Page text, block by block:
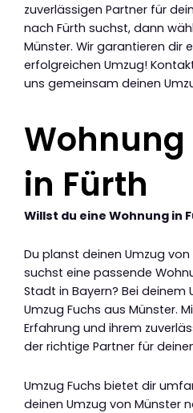
zuverlässigen Partner für
nach Fürth suchst, dann
Münster. Wir garantieren dir
erfolgreichen Umzug!
uns gemeinsam deinen
in Fürth
Willst du eine Wohnung in
Du planst deinen Umzug
suchst eine passende
Stadt in Bayern? Bei
Umzug Fuchs aus Münster.
Erfahrung und ihrem
der richtige Partner für
Umzug Fuchs bietet dir
deinen Umzug von Münster